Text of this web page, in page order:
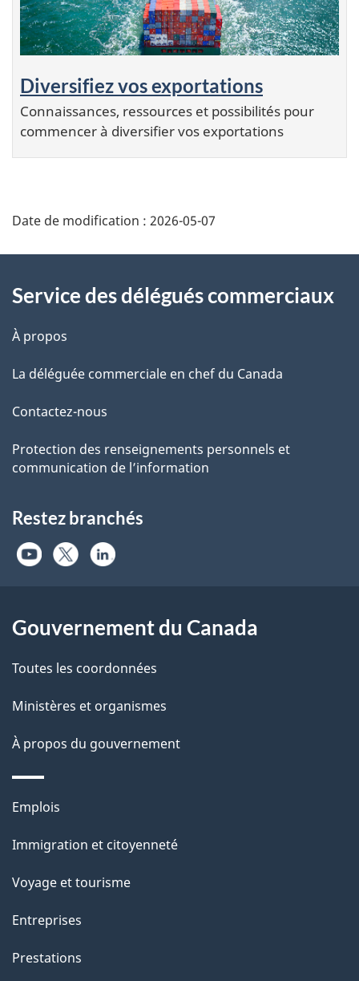
Diversifiez vos exportations
Connaissances, ressources et possibilités pour
commencer à diversifier vos exportations
Additional
Information
Date de modification : 2026-05-07
Service des délégués commerciaux
À propos
La déléguée commerciale en chef du Canada
Contactez-nous
Protection des renseignements personnels et
communication de l’information
Restez branchés
Gouvernement du Canada
Toutes les coordonnées
Ministères et organismes
À propos du gouvernement
Thèmes
sujets
Emplois
Immigration et citoyenneté
Voyage et tourisme
Entreprises
Prestations